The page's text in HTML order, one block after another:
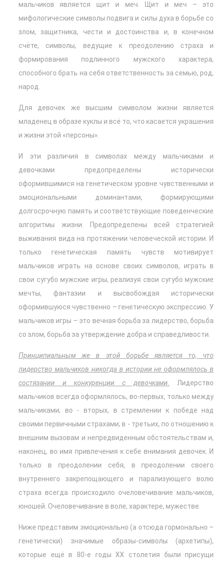
мальчиков является щит и меч. Щит и меч – это
мифологические символы подвига и силы духа в борьбе со
злом, защитника, чести и достоинства и, в конечном
счёте, символы, ведущие к преодолению страха и
формирования подлинного мужского характера,
способного брать на себя ответственность за семью, род,
народ.
Для девочек же высшим символом жизни является
младенец в образе куклы и всё то, что касается украшения
и жизни этой «персоны».
И эти различия в символах между мальчиками и
девочками предопределены исторически
оформившимися на генетическом уровне чувственными и
эмоциональными доминантами, формирующими
долгосрочную память и соответствующие поведенческие
алгоритмы жизни. Предопределены всей стратегией
выживания вида на протяжении человеческой истории. И
только генетическая память чувств мотивирует
мальчиков играть на основе своих символов, играть в
свои сугубо мужские игры, реализуя свои сугубо мужские
мечты, фантазии и высвобождая исторически
оформившуюся чувственно – генетическую экспрессию. У
мальчиков игры – это вечная борьба за лидерство, борьба
со злом, борьба за утверждение добра и справедливости.
Принципиальным же в этой борьбе является то, что
лидерство мальчиков никогда в истории не оформлялось в
состязании и конкуренции с девочками.
Лидерство
мальчиков всегда оформлялось, во-первых, только между
мальчиками; во - вторых, в стремлении к победе над
своими первичными страхами; в - третьих, по отношению к
внешним вызовам и непредвиденным обстоятельствам и,
наконец, во имя привлечения к себе внимания девочек. И
только в преодолении себя, в преодолении своего
внутреннего закрепощающего и парализующего волю
страха всегда происходило очеловечивание мальчиков,
юношей. Очеловечивание в воле, характере, мужестве.
Ниже представим эмоционально (а отсюда гормонально –
генетически) значимые образы-символы (архетипы),
которые ещё в 80-е годы ХХ столетия были присущи